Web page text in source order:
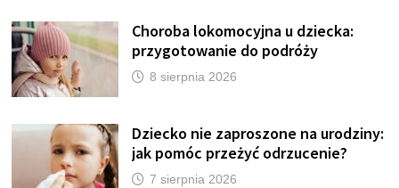
Choroba lokomocyjna u dziecka:
przygotowanie do podróży
8 sierpnia 2026
Dziecko nie zaproszone na urodziny:
jak pomóc przeżyć odrzucenie?
7 sierpnia 2026